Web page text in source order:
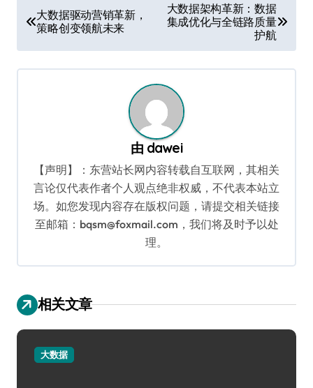
章
导
航
大数据驱动营销革新，
策略创变领航未来
大数据架构革新：数据
集成优化与全链路质量
护航
由 dawei
【声明】：东营站长网内容转载自互联网，其相关
言论仅代表作者个人观点绝非权威，不代表本站立
场。如您发现内容存在版权问题，请提交相关链接
至邮箱：bqsm@foxmail.com，我们将及时予以处
理。
相关文章
大数据